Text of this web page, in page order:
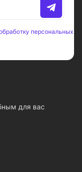
персональных
для вас